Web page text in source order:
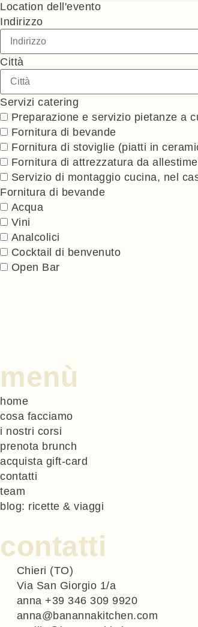
Location dell'evento
Indirizzo
Città
Servizi catering
Preparazione e servizio pietanze a
Fornitura di bevande
⁠Fornitura di stoviglie (piatti in
Fornitura di attrezzatura da
Servizio di montaggio cucina, nel
Fornitura di bevande
Acqua
Vini
Analcolici
Cocktail di benvenuto
Open Bar
menù
home
cosa facciamo
i nostri corsi
prenota brunch
acquista gift-card
contatti
team
blog: ricette & viaggi
contatti
Chieri (TO)
Via San Giorgio 1/a
anna +39 346 309 9920
anna@banannakitchen.com